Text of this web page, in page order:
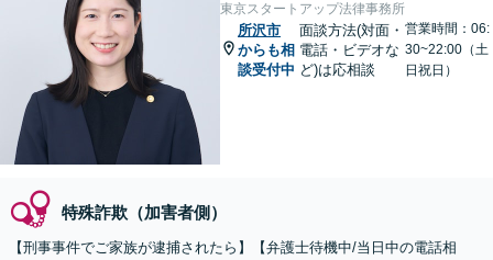
東京スタートアップ法律事務所
所沢市
からも相
談受付中
面談方法(対面・
電話・ビデオな
ど)は応相談
営業時間：06:
30~22:00（土
日祝日）
特殊詐欺（加害者側）
【刑事事件でご家族が逮捕されたら】【弁護士待機中/当日中の電話相